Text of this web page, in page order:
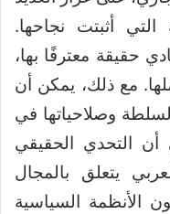
التي أثبتت نجاحها.
حقيقة معترفًا بها،
مع ذلك، يمكن أن
وصلاحياتها في
أن التحدي الحقيقي
يتعلق بالمجال
الأنظمة السياسية